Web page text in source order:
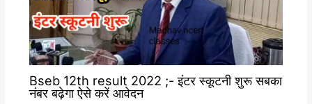
Bseb 12th result 2022 ;- इंटर स्कूटनी शुरू सबका
नंबर बढ़ेगा ऐसे करें आवेदन